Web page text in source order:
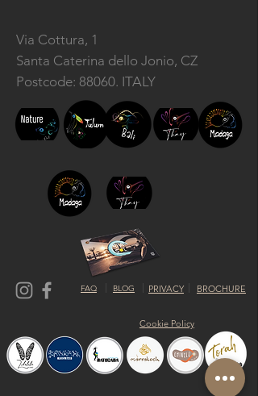
Via Cottura, 1
Santa Caterina dello Jonio, CZ
Postcode: 88060. ITALY
FAQ BLOG PRIVACY BROCHURE
Cookie Policy